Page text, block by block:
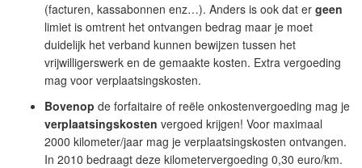
(facturen, kassabonnen enz…). Anders is ook dat er geen
limiet is omtrent het ontvangen bedrag maar je moet
duidelijk het verband kunnen bewijzen tussen het
vrijwilligerswerk en de gemaakte kosten. Extra vergoeding
mag voor verplaatsingskosten.
Bovenop de forfaitaire of reële onkostenvergoeding mag je
verplaatsingskosten vergoed krijgen! Voor maximaal
2000 kilometer/jaar mag je verplaatsingskosten ontvangen.
In 2010 bedraagt deze kilometervergoeding 0,30 euro/km.